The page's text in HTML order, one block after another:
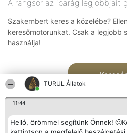
TURUL Állatok
11:44
Helló, örömmel segítünk Önnek!
A rangsor az iparág legjobbjait
Szakembert keres a közelébe?
keresőmotorunkat. Csak a legjobb
használja!